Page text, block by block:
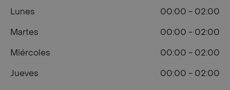
Lunes
00:00 - 02:00
Martes
00:00 - 02:00
Miércoles
00:00 - 02:00
Jueves
00:00 - 02:00